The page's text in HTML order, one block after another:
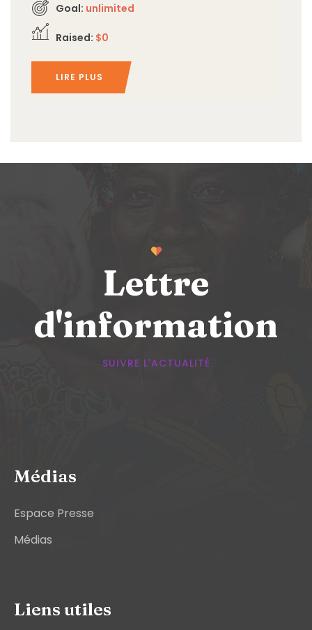
Goal: unlimited
Raised: $0
LIRE PLUS
Lettre
d'information
SUIVRE L'ACTUALITÉ
Médias
Espace Presse
Médias
Liens utiles